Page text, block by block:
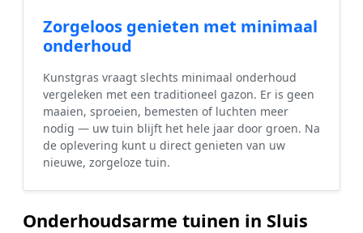
Zorgeloos genieten met minimaal
onderhoud
Kunstgras vraagt slechts minimaal onderhoud
vergeleken met een traditioneel gazon. Er is geen
maaien, sproeien, bemesten of luchten meer
nodig — uw tuin blijft het hele jaar door groen. Na
de oplevering kunt u direct genieten van uw
nieuwe, zorgeloze tuin.
Onderhoudsarme tuinen in Sluis